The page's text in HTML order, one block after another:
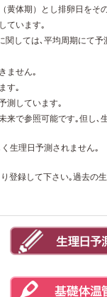
黄体期）とし排卵日をそ
ています｡
関しては､平均周期にて予
ません｡
す｡
測しています｡
来で参照可能です｡但し
生理日予測されません｡
登録して下さい｡過去の